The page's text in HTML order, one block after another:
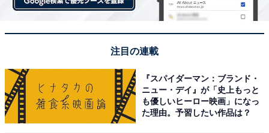
注目の連載
『スパイダーマン：ブランド・
ニュー・デイ』が「史上もっと
も優しいヒーロー映画」になっ
た理由。予習したい作品は？